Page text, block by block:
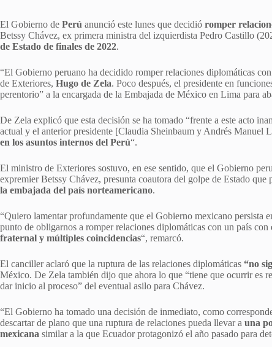
El Gobierno de Perú anunció este lunes que decidió romper
Betssy Chávez, ex primera ministra del izquierdista Pedro Castillo
de Estado de finales de 2022.
“El Gobierno peruano ha decidido romper relaciones diplomáticas
de Exteriores, Hugo de Zela. Poco después, el presidente en
perentorio” a la encargada de la Embajada de México en Lima para
De Zela explicó que esta decisión se ha tomado “frente a este acto
actual y el anterior presidente [Claudia Sheinbaum y Andrés Manuel
en los asuntos internos del Perú“.
El ministro de Exteriores sostuvo, en ese sentido, que el Gobierno
expremier Betssy Chávez, presunta coautora del golpe de Estado
la embajada del país norteamericano.
“Quiero lamentar profundamente que el Gobierno mexicano persista
punto de obligarnos a romper relaciones diplomáticas con un país con
fraternal y múltiples coincidencias“, remarcó.
El canciller aclaró que la ruptura de las relaciones diplomáticas “no
México. De Zela también dijo que ahora lo que “tiene que ocurrir es
dar inicio al proceso” del eventual asilo para Chávez.
“El Gobierno ha tomado una decisión de inmediato, como
descartar de plano que una ruptura de relaciones pueda llevar a una
mexicana similar a la que Ecuador protagonizó el año pasado para